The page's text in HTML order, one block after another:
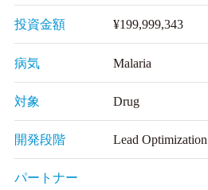
投資金額 ¥199,999,343
病気 Malaria
対象 Drug
開発段階 Lead Optimization
パートナー